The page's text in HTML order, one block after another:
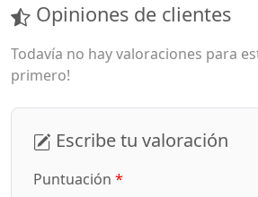
Opiniones de clientes
Todavía no hay valoraciones para
primero!
Escribe tu valoración
Puntuación *